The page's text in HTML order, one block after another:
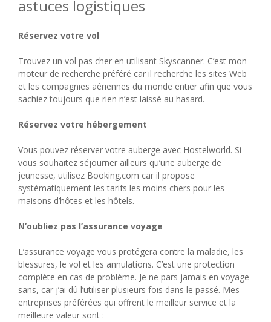
astuces logistiques
Réservez votre vol
Trouvez un vol pas cher en utilisant Skyscanner. C’est mon
moteur de recherche préféré car il recherche les sites Web
et les compagnies aériennes du monde entier afin que vous
sachiez toujours que rien n’est laissé au hasard.
Réservez votre hébergement
Vous pouvez réserver votre auberge avec Hostelworld. Si
vous souhaitez séjourner ailleurs qu’une auberge de
jeunesse, utilisez Booking.com car il propose
systématiquement les tarifs les moins chers pour les
maisons d’hôtes et les hôtels.
N’oubliez pas l’assurance voyage
L’assurance voyage vous protégera contre la maladie, les
blessures, le vol et les annulations. C’est une protection
complète en cas de problème. Je ne pars jamais en voyage
sans, car j’ai dû l’utiliser plusieurs fois dans le passé. Mes
entreprises préférées qui offrent le meilleur service et la
meilleure valeur sont :